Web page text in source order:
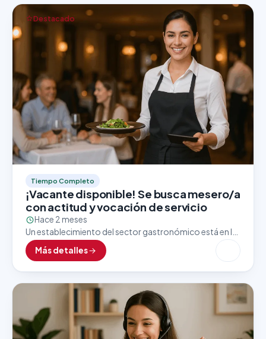
Destacado
Tiempo Completo
¡Vacante disponible! Se busca mesero/a
con actitud y vocación de servicio
Hace 2 meses
Un establecimiento del sector gastronómico está en la
búsqueda activa de un/a mesero/a con excelente
presentación, trato amable y enfoque al cliente. Esta
vacante…
Más detalles